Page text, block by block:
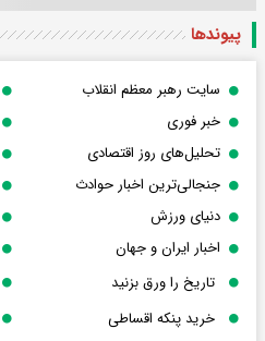
پیوندها
سایت رهبر معظم انقلاب
خبر فوری
تحلیل‌های روز اقتصادی
جنجالی‌ترین اخبار حوادث
دنیای ورزش
اخبار ایران و جهان
تاریخ را ورق بزنید
خرید پنکه اقساطی